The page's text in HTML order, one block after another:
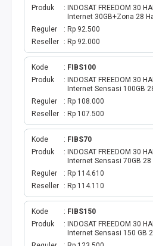
Produk
INDOSAT FREEDOM 30
Internet 30GB+Zona 28
Reguler
Rp 92.500
Reseller
Rp 92.000
Kode
FIBS100
Produk
INDOSAT FREEDOM 30
Internet Sensasi 100GB
Reguler
Rp 108.000
Reseller
Rp 107.500
Kode
FIBS70
Produk
INDOSAT FREEDOM 30
Internet Sensasi 70GB 28
Reguler
Rp 114.610
Reseller
Rp 114.110
Kode
FIBS150
Produk
INDOSAT FREEDOM 30
Internet Sensasi 150 GB